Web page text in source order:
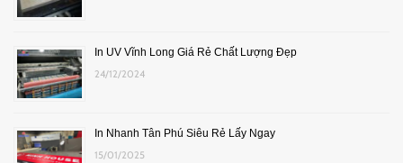
In UV Vĩnh Long Giá Rẻ Chất Lượng Đẹp
24/12/2024
In Nhanh Tân Phú Siêu Rẻ Lấy Ngay
15/01/2025